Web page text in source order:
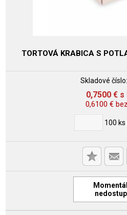
TORTOVÁ KRABICA S
Skladové číslo:
0,7500 € s
0,6100 €
100 ks